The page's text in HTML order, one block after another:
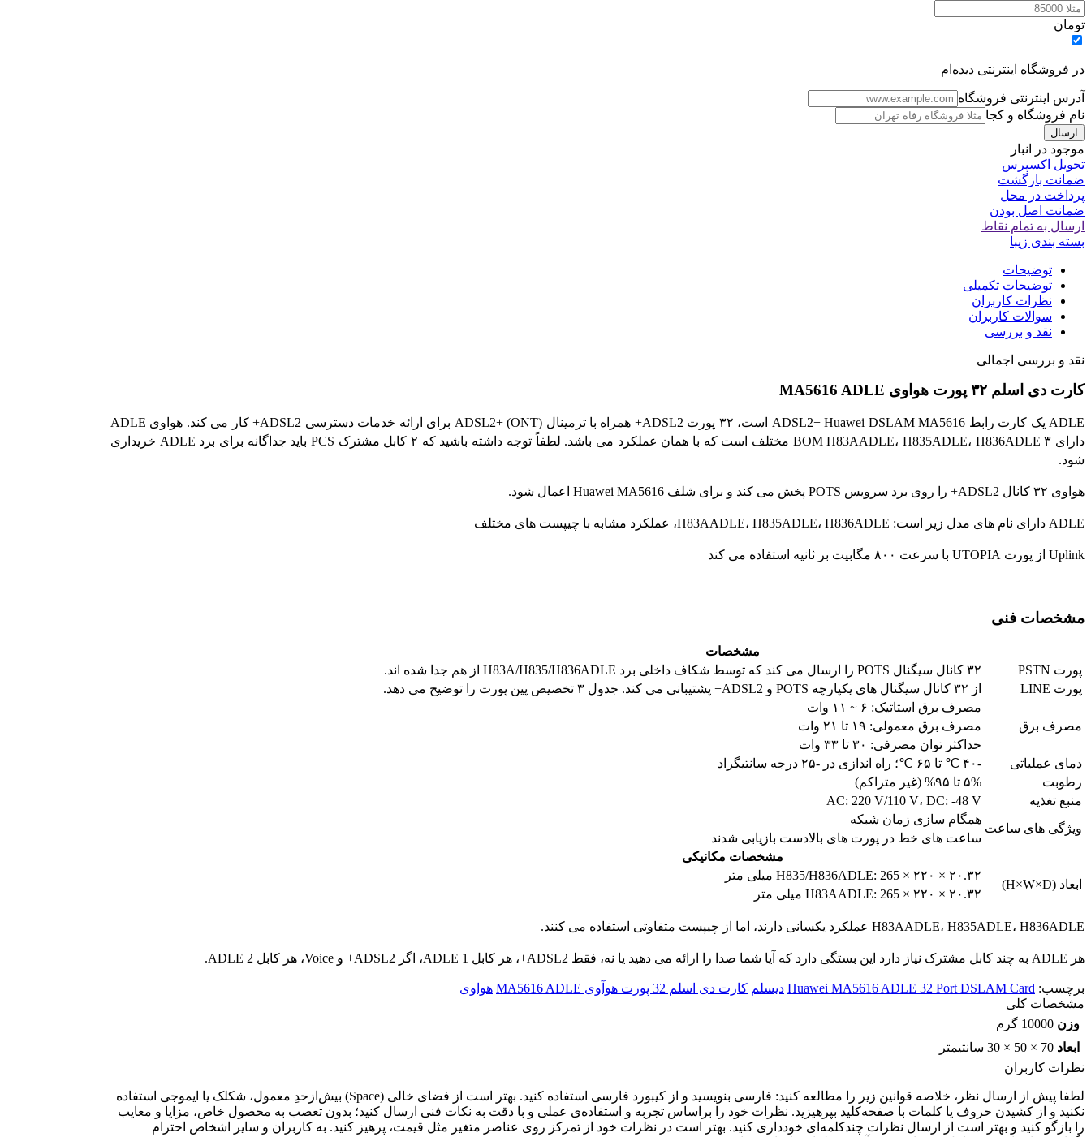
تومان
در فروشگاه اینترنتی دیده‌ام
آدرس اینترنتی فروشگاه
نام فروشگاه و کجا
موجود در انبار
تحویل اکسپرس
ضمانت بازگشت
پرداخت در محل
ضمانت اصل بودن
ارسال به تمام نقاط
بسته بندی زیبا
توضیحات
توضیحات تکمیلی
نظرات کاربران
سوالات کاربران
نقد و بررسی
نقد و بررسی اجمالی
کارت دی اسلم ۳۲ پورت هواوی MA5616 ADLE
ADLE یک کارت رابط ADSL2+ Huawei DSLAM MA5616 است، ۳۲ پورت ADSL2+ همراه با ترمینال ADSL2+ (ONT) برای ارائه خدمات دسترسی ADSL2+ کار می کند. هواوی ADLE
دارای ۳ BOM H83AADLE، H835ADLE، H836ADLE مختلف است که با همان عملکرد می باشد. لطفاً توجه داشته باشید که ۲ کابل مشترک PCS باید جداگانه برای برد ADLE خریداری
شود.
هواوی ۳۲ کانال ADSL2+ را روی برد سرویس POTS پخش می کند و برای شلف Huawei MA5616 اعمال شود.
ADLE دارای نام های مدل زیر است: H83AADLE، H835ADLE، H836ADLE، عملکرد مشابه با چیپست های مختلف
Uplink از پورت UTOPIA با سرعت ۸۰۰ مگابیت بر ثانیه استفاده می کند
مشخصات فنی
مشخصات
پورت PSTN
۳۲ کانال سیگنال POTS را ارسال می کند که توسط شکاف داخلی برد H83A/H835/H836ADLE از هم جدا شده اند.
پورت LINE
از ۳۲ کانال سیگنال های یکپارچه POTS و ADSL2+ پشتیبانی می کند. جدول ۳ تخصیص پین پورت را توضیح می دهد.
مصرف برق
مصرف برق استاتیک: ۶ ~ ۱۱ وات
مصرف برق معمولی: ۱۹ تا ۲۱ وات
حداکثر توان مصرفی: ۳۰ تا ۳۳ وات
دمای عملیاتی
-۴۰ ℃ تا ۶۵ ℃؛ راه اندازی در -۲۵ درجه سانتیگراد
رطوبت
۵% تا ۹۵% (غیر متراکم)
منبع تغذیه
AC: 220 V/110 V، DC: -48 V
ویژگی های ساعت
همگام سازی زمان شبکه
ساعت های خط در پورت های بالادست بازیابی شدند
مشخصات مکانیکی
ابعاد (H×W×D)
H835/H836ADLE: 265 × ۲۲۰ × ۲۰.۳۲ میلی متر
H83AADLE: 265 × ۲۲۰ × ۲۰.۳۲ میلی متر
H83AADLE، H835ADLE، H836ADLE عملکرد یکسانی دارند، اما از چیپست متفاوتی استفاده می کنند.
هر ADLE به چند کابل مشترک نیاز دارد این بستگی دارد که آیا شما صدا را ارائه می دهید یا نه، فقط ADSL2+، هر کابل ADLE 1، اگر ADSL2+ و Voice، هر کابل ADLE 2.
برچسب: Huawei MA5616 ADLE 32 Port DSLAM Card دیسلم کارت دی اسلم 32 پورت هوآوی MA5616 ADLE
هواوی
مشخصات کلی
وزن 10000 گرم
ابعاد 70 × 50 × 30 سانتیمتر
نظرات کاربران
لطفا پیش از ارسال نظر، خلاصه قوانین زیر را مطالعه کنید: فارسی بنویسید و از کیبورد فارسی استفاده کنید. بهتر است از فضای خالی (Space) بیش‌از‌حدِ معمول، شکلک یا ایموجی استفاده
نکنید و از کشیدن حروف یا کلمات با صفحه‌کلید بپرهیزید. نظرات خود را براساس تجربه و استفاده‌ی عملی و با دقت به نکات فنی ارسال کنید؛ بدون تعصب به محصول خاص، مزایا و معایب
را بازگو کنید و بهتر است از ارسال نظرات چندکلمه‌‌ای خودداری کنید. بهتر است در نظرات خود از تمرکز روی عناصر متغیر مثل قیمت، پرهیز کنید. به کاربران و سایر اشخاص احترام